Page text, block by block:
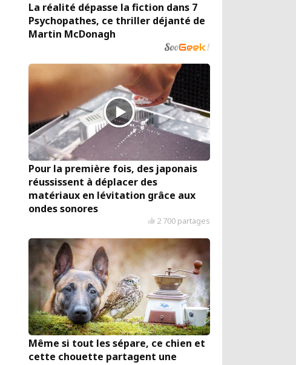
La réalité dépasse la fiction dans 7
Psychopathes, ce thriller déjanté de
Martin McDonagh
Pour la première fois, des japonais
réussissent à déplacer des
matériaux en lévitation grâce aux
ondes sonores
2 700 partages
Même si tout les sépare, ce chien et
cette chouette partagent une